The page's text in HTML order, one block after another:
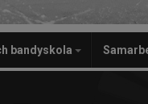
bandyskola